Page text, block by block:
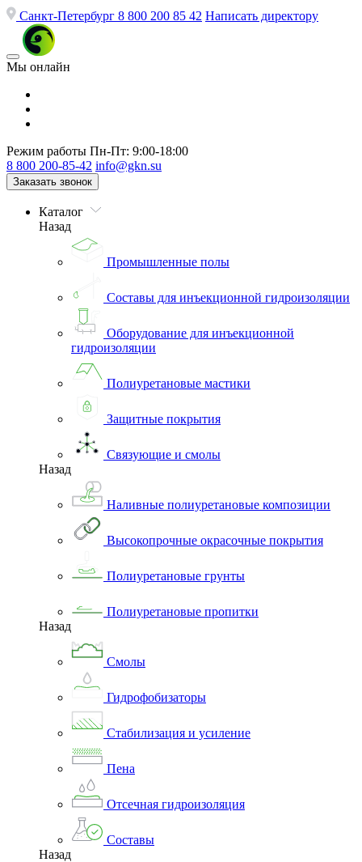
Санкт-Петербург 8 800 200 85 42 Написать директору
Мы онлайн
Режим работы Пн-Пт: 9:00-18:00
8 800 200-85-42 info@gkn.su
Заказать звонок
Каталог
Назад
Промышленные полы
Составы для инъекционной гидроизоляции
Оборудование для инъекционной
гидроизоляции
Полиуретановые мастики
Защитные покрытия
Связующие и смолы
Назад
Наливные полиуретановые композиции
Высокопрочные окрасочные покрытия
Полиуретановые грунты
Полиуретановые пропитки
Назад
Смолы
Гидрофобизаторы
Стабилизация и усиление
Пена
Отсечная гидроизоляция
Составы
Назад